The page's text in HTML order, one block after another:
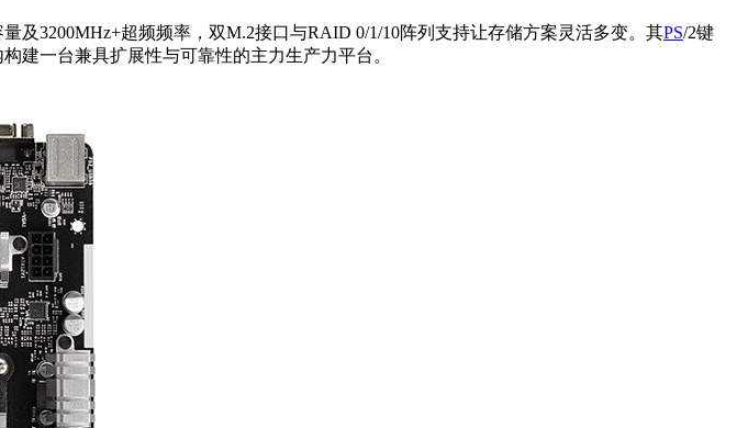
及3200MHz+超频频率，双M.2接口与RAID 0/1/10阵列支持让存储方案灵活多变。其PS/2键
建一台兼具扩展性与可靠性的主力生产力平台。